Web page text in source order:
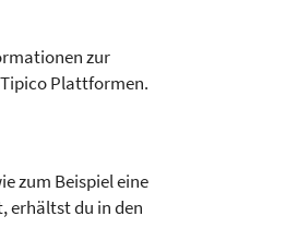
zur
Plattformen.
zum Beispiel eine
erhältst du in den